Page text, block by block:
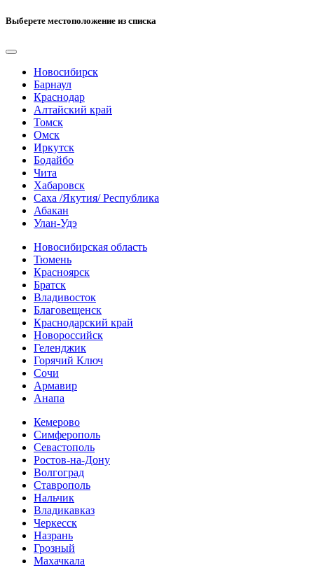
Выберете местоположение из списка
Новосибирск
Барнаул
Краснодар
Алтайский край
Томск
Омск
Иркутск
Бодайбо
Чита
Хабаровск
Саха /Якутия/ Республика
Абакан
Улан-Удэ
Новосибирская область
Тюмень
Красноярск
Братск
Владивосток
Благовещенск
Краснодарский край
Новороссийск
Геленджик
Горячий Ключ
Сочи
Армавир
Анапа
Кемерово
Симферополь
Севастополь
Ростов-на-Дону
Волгоград
Ставрополь
Нальчик
Владикавказ
Черкесск
Назрань
Грозный
Махачкала